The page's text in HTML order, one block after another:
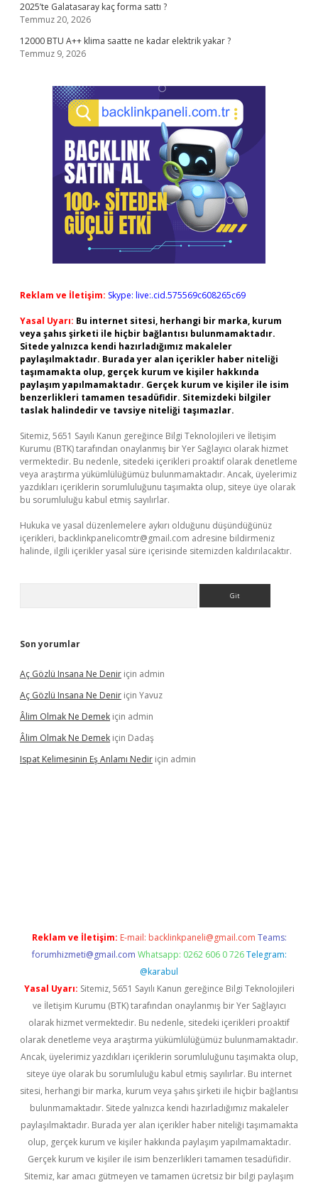
2025’te Galatasaray kaç forma sattı ?
Temmuz 20, 2026
12000 BTU A++ klima saatte ne kadar elektrik yakar ?
Temmuz 9, 2026
Reklam ve İletişim: Skype: live:.cid.575569c608265c69
Yasal Uyarı: Bu internet sitesi, herhangi bir marka, kurum
veya şahıs şirketi ile hiçbir bağlantısı bulunmamaktadır.
Sitede yalnızca kendi hazırladığımız makaleler
paylaşılmaktadır. Burada yer alan içerikler haber niteliği
taşımamakta olup, gerçek kurum ve kişiler hakkında
paylaşım yapılmamaktadır. Gerçek kurum ve kişiler ile isim
benzerlikleri tamamen tesadüfidir. Sitemizdeki bilgiler
taslak halindedir ve tavsiye niteliği taşımazlar.
Sitemiz, 5651 Sayılı Kanun gereğince Bilgi Teknolojileri ve İletişim
Kurumu (BTK) tarafından onaylanmış bir Yer Sağlayıcı olarak hizmet
vermektedir. Bu nedenle, sitedeki içerikleri proaktif olarak denetleme
veya araştırma yükümlülüğümüz bulunmamaktadır. Ancak, üyelerimiz
yazdıkları içeriklerin sorumluluğunu taşımakta olup, siteye üye olarak
bu sorumluluğu kabul etmiş sayılırlar.
Hukuka ve yasal düzenlemelere aykırı olduğunu düşündüğünüz
içerikleri, backlinkpanelicomtr@gmail.com adresine bildirmeniz
halinde, ilgili içerikler yasal süre içerisinde sitemizden kaldırılacaktır.
Son yorumlar
Aç Gözlü Insana Ne Denir için admin
Aç Gözlü Insana Ne Denir için Yavuz
Âlim Olmak Ne Demek için admin
Âlim Olmak Ne Demek için Dadaş
Ispat Kelimesinin Eş Anlamı Nedir için admin
Reklam ve İletişim: E-mail: backlinkpaneli@gmail.com Teams:
forumhizmeti@gmail.com Whatsapp: 0262 606 0 726 Telegram:
@karabul
Yasal Uyarı: Sitemiz, 5651 Sayılı Kanun gereğince Bilgi Teknolojileri
ve İletişim Kurumu (BTK) tarafından onaylanmış bir Yer Sağlayıcı
olarak hizmet vermektedir. Bu nedenle, sitedeki içerikleri proaktif
olarak denetleme veya araştırma yükümlülüğümüz bulunmamaktadır.
Ancak, üyelerimiz yazdıkları içeriklerin sorumluluğunu taşımakta olup,
siteye üye olarak bu sorumluluğu kabul etmiş sayılırlar. Bu internet
sitesi, herhangi bir marka, kurum veya şahıs şirketi ile hiçbir bağlantısı
bulunmamaktadır. Sitede yalnızca kendi hazırladığımız makaleler
paylaşılmaktadır. Burada yer alan içerikler haber niteliği taşımamakta
olup, gerçek kurum ve kişiler hakkında paylaşım yapılmamaktadır.
Gerçek kurum ve kişiler ile isim benzerlikleri tamamen tesadüfidir.
Sitemiz, kar amacı gütmeyen ve tamamen ücretsiz bir bilgi paylaşım